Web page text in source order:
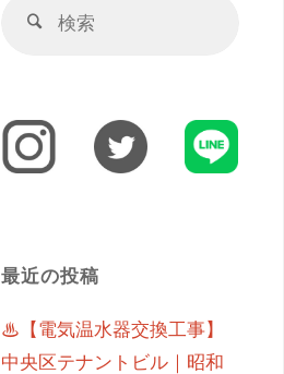
最近の投稿
♨【電気温水器交換工事】
中央区テナントビル｜昭和